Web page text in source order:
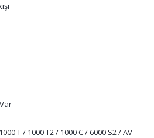
T / 1000 T2 / 1000 C / 6000 S2 / AV